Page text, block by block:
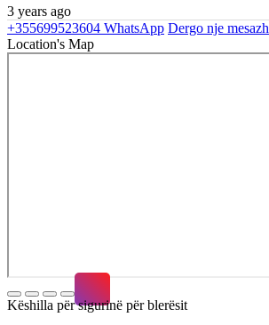
3 years ago
+355699523604 WhatsApp Dergo nje mesazh
Location's Map
Këshilla për sigurinë për blerësit